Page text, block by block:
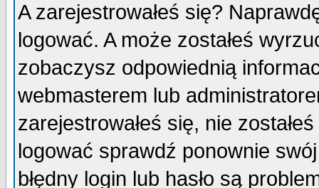
A zarejestrowałeś się?
logować. A może zostałeś
zobaczysz odpowiednią
webmasterem lub
zarejestrowałeś się, nie
logować sprawdź ponownie
błędny login lub hasło są